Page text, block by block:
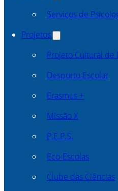
Serviços de
Projetos
Projeto Cultural de
Desporto Escolar
Erasmus +
Missão X
P.E.P.S.
Eco-Escolas
Clube das Ciências